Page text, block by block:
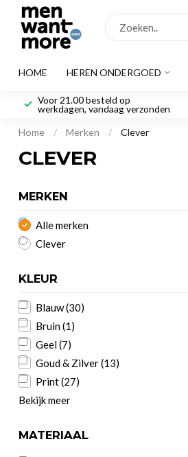
HOME HEREN ONDERGOED
Voor 21.00 besteld op
werkdagen, vandaag verzonden
Home / Merken / Clever
CLEVER
MERKEN
Alle merken
Clever
KLEUR
Blauw(30)
Bruin(1)
Geel(7)
Goud & Zilver(13)
Print(27)
Bekijk meer
MATERIAAL